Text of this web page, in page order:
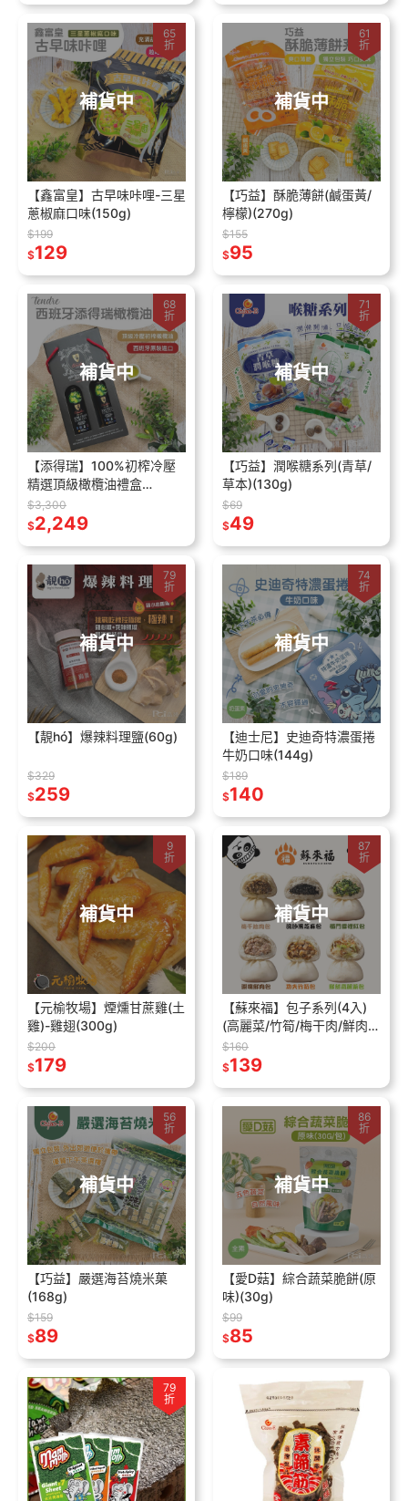
補貨中
65
折
【鑫富皇】古早味咔哩-三星
蔥椒麻口味(150g)
$199
$129
補貨中
61
折
【巧益】酥脆薄餅(鹹蛋黃/
檸檬)(270g)
$155
$95
補貨中
68
折
【添得瑞】100%初榨冷壓
精選頂級橄欖油禮盒
(500mlx2入)
$3,300
$2,249
補貨中
71
折
【巧益】潤喉糖系列(青草/
草本)(130g)
$69
$49
補貨中
79
折
【靚hó】爆辣料理鹽(60g)
$329
$259
補貨中
74
折
【迪士尼】史迪奇特濃蛋捲
牛奶口味(144g)
$189
$140
補貨中
9
折
【元榆牧場】煙燻甘蔗雞(土
雞)-雞翅(300g)
$200
$179
補貨中
87
折
【蘇來福】包子系列(4入)
(高麗菜/竹筍/梅干肉/鮮肉/
雪裡紅/黑芝麻)
$160
$139
補貨中
56
折
【巧益】嚴選海苔燒米菓
(168g)
$159
$89
補貨中
86
折
【愛D菇】綜合蔬菜脆餅(原
味)(30g)
$99
$85
79
折